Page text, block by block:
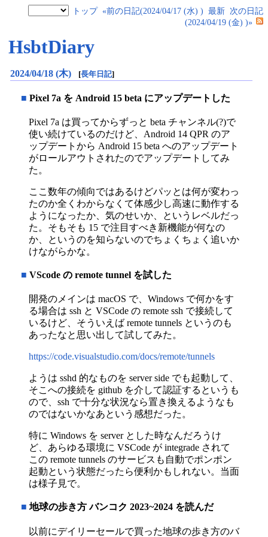
トップ «前の日記(2024/04/17 (水) ) 最新 次の日記
(2024/04/19 (金) )»
HsbtDiary
2024/04/18 (木) [長年日記]
■ Pixel 7a を Android 15 beta にアップデートした
Pixel 7a は買ってからずっと beta チャンネル(?)で
使い続けているのだけど、Android 14 QPR のア
ップデートから Android 15 beta へのアップデート
がロールアウトされたのでアップデートしてみ
た。
ここ数年の傾向ではあるけどパッとは何が変わっ
たのか全くわからなくて体感少し高速に動作する
ようになったか、気のせいか、というレベルだっ
た。そもそも 15 で注目すべき新機能が何なの
か、というのを知らないのでちょくちょく追いか
けながらかな。
■ VScode の remote tunnel を試した
開発のメインは macOS で、Windows で何かをす
る場合は ssh と VSCode の remote ssh で接続して
いるけど、そういえば remote tunnels というのも
あったなと思い出して試してみた。
https://code.visualstudio.com/docs/remote/tunnels
ようは sshd 的なものを server side でも起動して、
そこへの接続を github を介して認証するというも
ので、ssh で十分な状況なら置き換えるようなも
のではないかなあという感想だった。
特に Windows を server とした時なんだろうけ
ど、あらゆる環境に VSCode が integrade されて
この remote tunnels のサービスも自動でポンポン
起動という状態だったら便利かもしれない。当面
は様子見で。
■ 地球の歩き方 バンコク 2023~2024 を読んだ
以前にデイリーセールで買った地球の歩き方のバ